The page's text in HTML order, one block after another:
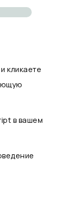
кликаете
в вашем